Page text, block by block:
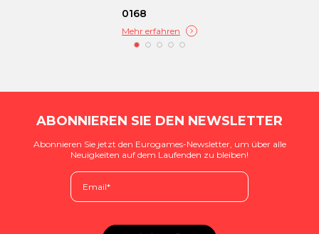
0168
Mehr erfahren
ABONNIEREN SIE DEN NEWSLETTER
Abonnieren Sie jetzt den Eurogames-Newsletter, um über alle
Neuigkeiten auf dem Laufenden zu bleiben!